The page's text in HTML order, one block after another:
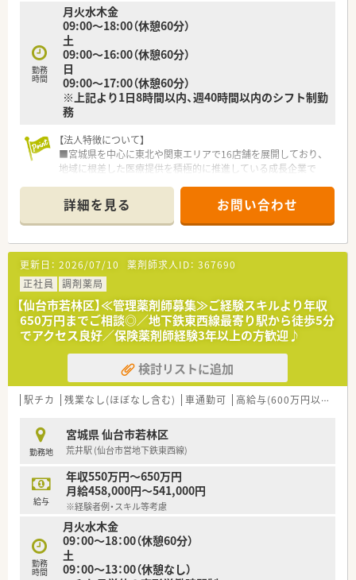
勤務
時間
月火水木金
09:00～18:00（休憩60分）
土
09:00～16:00（休憩60分）
日
09:00～17:00（休憩60分）
※上記より1日8時間以内、週40時間以内のシフト制勤
務
【法人特徴について】
■宮城県を中心に東北や関東エリアで16店舗を展開しており、
地域に根差した医療提供を積極的に推進している成長企業で
■若いドクターと共に薬局を立ち上げるケースが多く、医師との
良好な関係性を築きながら長く勤められる環境が整っていま
す。
■年平均5店舗のペースで新規出店を続けており、ドミナント展
開によって近隣店舗とのヘルプ体制も構築しやすくなっていま
す。
【店舗情報と応需状況について】
■仙台市営地下鉄東西線の卸町駅から徒歩3分という好立地にあ
り、通勤の利便性が非常に高く通いやすい店舗です。
■近隣のクリニックから内科や皮膚科、消化器科など複数科目を
1日平均200枚ほど応需している医療モール型です。
■薬剤師は常勤3名とパート4名が在籍しており、常時3名から5
名体制で協力しながらスピーディーに業務を行います。
■開局時間は18時までとなっており、正社員であっても残業がほ
とんど発生しないため、プライベートを充実させることが可能で
す。
■土日も営業しているためシフト制での勤務となりますが、1日
通しでの休みが取得しやすく、オンオフの切り替えが容易です。
■在宅業務においてはお薬の配送時に自家用車を使用する可能
性があるため、柔軟に動けるフットワークの軽さが求められま
す。
【求人情報について】
■想定年収は450万円から600万円と幅広く、これまでの経験や
詳細を見る お問い合わせ
更新日： 2026/07/10 薬剤師求人ID： 367690
正社員
調剤薬局
【仙台市若林区】≪管理薬剤師募集≫ご経験スキルより年収
650万円までご相談◎／地下鉄東西線最寄り駅から徒歩5分
でアクセス良好／保険薬剤師経験3年以上の方歓迎♪
検討リストに追加
駅チカ 残業なし(ほぼなし含む) 車通勤可 高給与(600万円以上)
勤務地
宮城県 仙台市若林区
荒井駅 (仙台市営地下鉄東西線)
給与
年収550万円～650万円
月給458,000円～541,000円
※経験者例・スキル等考慮
勤務
時間
月火水木金
09：00～18：00（休憩60分）
土
09：00～13：00（休憩なし）